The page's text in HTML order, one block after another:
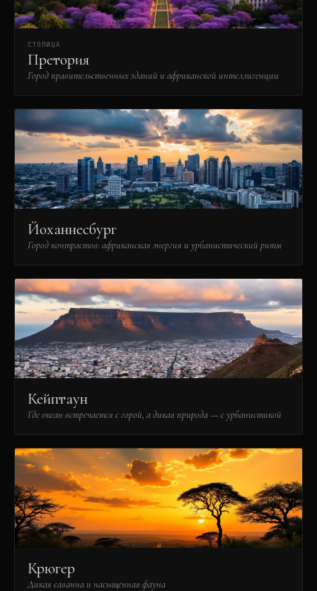
СТОЛИЦА
Претория
Город правительственных зданий и африканской интеллигенции
Йоханнесбург
Город контрастов: африканская энергия и урбанистический ритм
Кейптаун
Где океан встречается с горой, а дикая природа — с урбанистикой
Крюгер
Дикая саванна и насыщенная фауна